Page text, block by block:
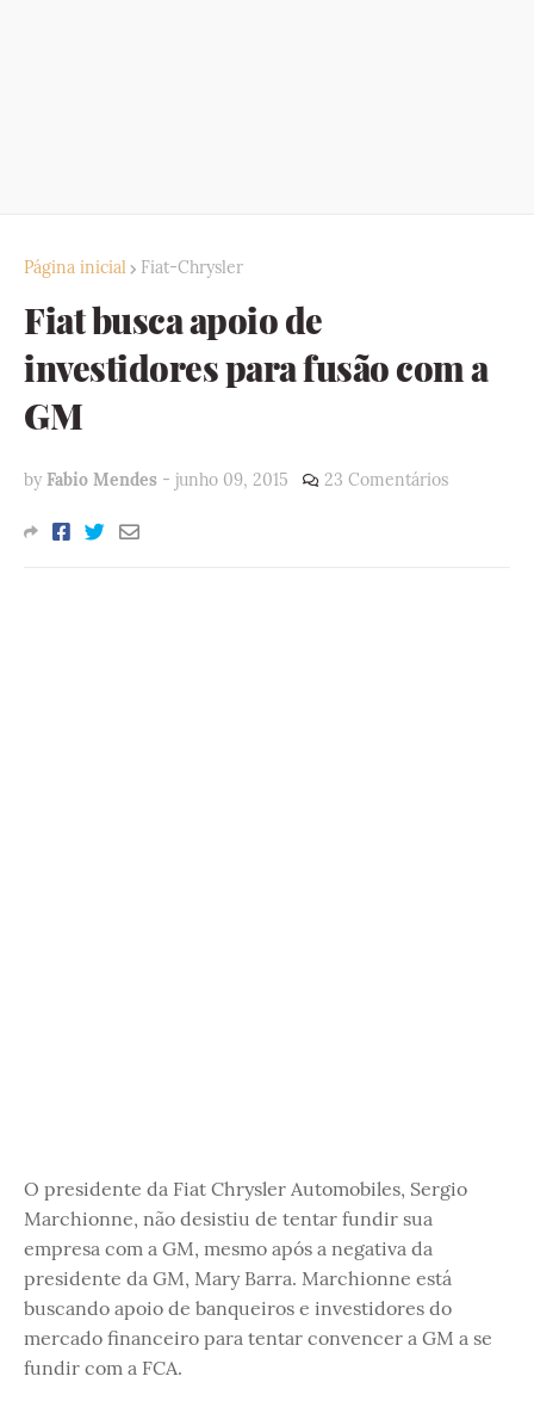
Página inicial Fiat-Chrysler
Fiat busca apoio de
investidores para fusão com a
GM
by Fabio Mendes - junho 09, 2015 23 Comentários
O presidente da Fiat Chrysler Automobiles, Sergio
Marchionne, não desistiu de tentar fundir sua
empresa com a GM, mesmo após a negativa da
presidente da GM, Mary Barra. Marchionne está
buscando apoio de banqueiros e investidores do
mercado financeiro para tentar convencer a GM a se
fundir com a FCA.